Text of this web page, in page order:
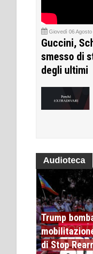
Giovedì 06 Agosto
Guccini,
smesso di
degli ultimi
Audioteca
Trump
di Stop